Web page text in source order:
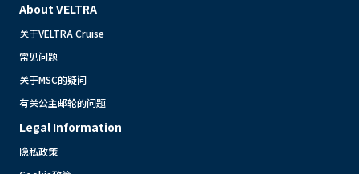
About VELTRA
关于VELTRA Cruise
常见问题
关于MSC的疑问
有关公主邮轮的问题
Legal Information
隐私政策